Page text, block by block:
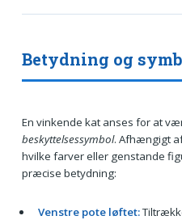
Betydning og
En vinkende kat anses for at
beskyttelsessymbol. Afhængigt
hvilke farver eller genstande
præcise betydning:
Venstre pote løftet: